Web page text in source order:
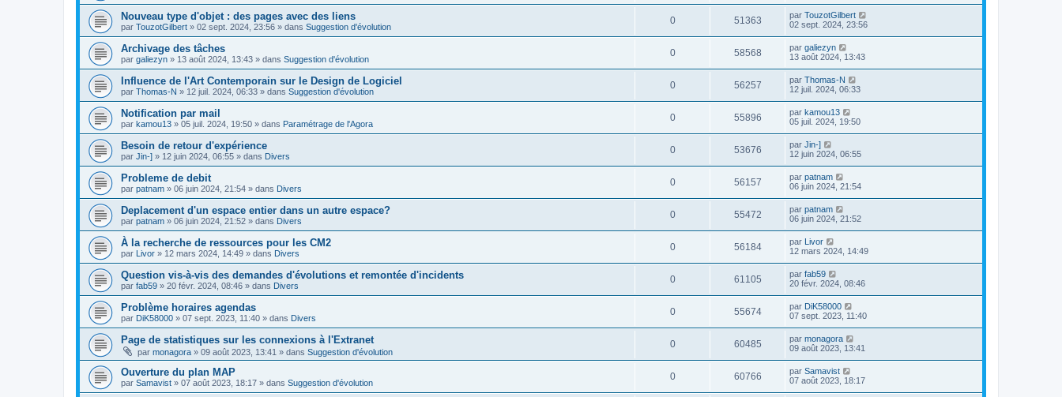
Nouveau type d'objet : des pages avec des liens
par TouzotGilbert » 02 sept. 2024, 23:56 » dans Suggestion d'évolution
0 51363 par TouzotGilbert
02 sept. 2024, 23:56
Archivage des tâches
par galiezyn » 13 août 2024, 13:43 » dans Suggestion d'évolution
0 58568 par galiezyn
13 août 2024, 13:43
Influence de l'Art Contemporain sur le Design de Logiciel
par Thomas-N » 12 juil. 2024, 06:33 » dans Suggestion d'évolution
0 56257 par Thomas-N
12 juil. 2024, 06:33
Notification par mail
par kamou13 » 05 juil. 2024, 19:50 » dans Paramétrage de l'Agora
0 55896 par kamou13
05 juil. 2024, 19:50
Besoin de retour d'expérience
par Jin-] » 12 juin 2024, 06:55 » dans Divers
0 53676 par Jin-]
12 juin 2024, 06:55
Probleme de debit
par patnam » 06 juin 2024, 21:54 » dans Divers
0 56157 par patnam
06 juin 2024, 21:54
Deplacement d'un espace entier dans un autre espace?
par patnam » 06 juin 2024, 21:52 » dans Divers
0 55472 par patnam
06 juin 2024, 21:52
À la recherche de ressources pour les CM2
par Livor » 12 mars 2024, 14:49 » dans Divers
0 56184 par Livor
12 mars 2024, 14:49
Question vis-à-vis des demandes d'évolutions et remontée d'incidents
par fab59 » 20 févr. 2024, 08:46 » dans Divers
0 61105 par fab59
20 févr. 2024, 08:46
Problème horaires agendas
par DiK58000 » 07 sept. 2023, 11:40 » dans Divers
0 55674 par DiK58000
07 sept. 2023, 11:40
Page de statistiques sur les connexions à l'Extranet
par monagora » 09 août 2023, 13:41 » dans Suggestion d'évolution
0 60485 par monagora
09 août 2023, 13:41
Ouverture du plan MAP
par Samavist » 07 août 2023, 18:17 » dans Suggestion d'évolution
0 60766 par Samavist
07 août 2023, 18:17